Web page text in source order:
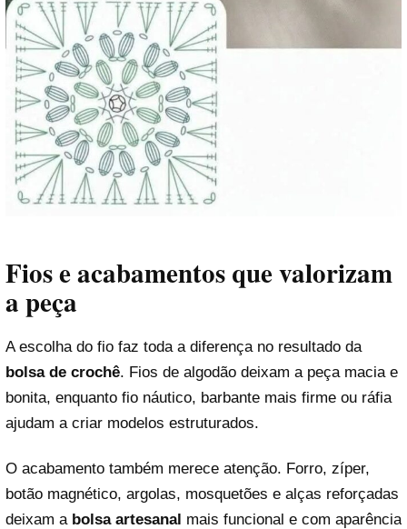
Fios e acabamentos que valorizam
a peça
A escolha do fio faz toda a diferença no resultado da
bolsa de crochê. Fios de algodão deixam a peça macia e
bonita, enquanto fio náutico, barbante mais firme ou ráfia
ajudam a criar modelos estruturados.
O acabamento também merece atenção. Forro, zíper,
botão magnético, argolas, mosquetões e alças reforçadas
deixam a bolsa artesanal mais funcional e com aparência